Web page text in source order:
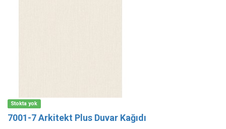
Stokta yok
7001-7 Arkitekt Plus Duvar Kağıdı